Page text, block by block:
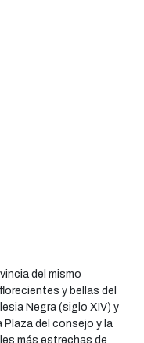
del mismo
y bellas del
Negra (siglo XIV) y
Plaza del consejo y la
más estrechas de